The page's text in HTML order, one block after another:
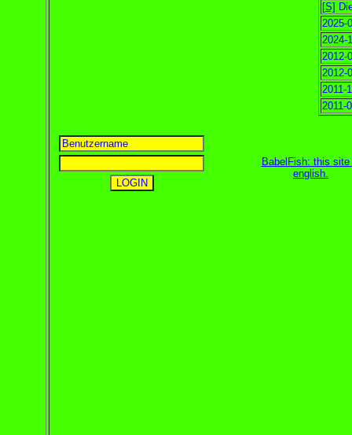
[S]
2025-
2024-
2012-
2012-
2011-
2011-
BabelFish: this site
english.